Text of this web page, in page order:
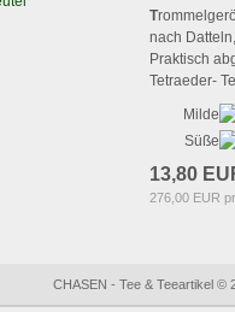
T
nach
Praktisch
Tetraeder-
Milde
Süße
13,80
276,00 EUR
CHASEN - Tee & Teeartikel ©